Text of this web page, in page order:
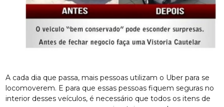
A cada dia que passa, mais pessoas utilizam o Uber para se
locomoverem. E para que essas pessoas fiquem seguras no
interior desses veículos, é necessário que todos os itens de